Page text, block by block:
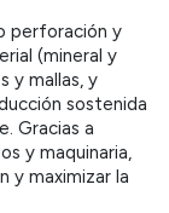
perforación y
(mineral y
y mallas, y
sostenida
Gracias a
y maquinaria,
y maximizar la